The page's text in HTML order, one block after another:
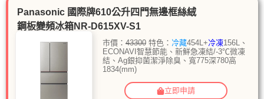
Panasonic 國際牌610公升四門無邊框絲絨
鋼板變頻冰箱NR-D615XV-S1
市價： 43300特色： 冷藏454L+冷凍156L、
ECONAVI智慧節能、新鮮急凍結/-3℃微凍
結、Ag銀抑菌潔淨除臭、寬775深780高
1834(mm)
立即申請